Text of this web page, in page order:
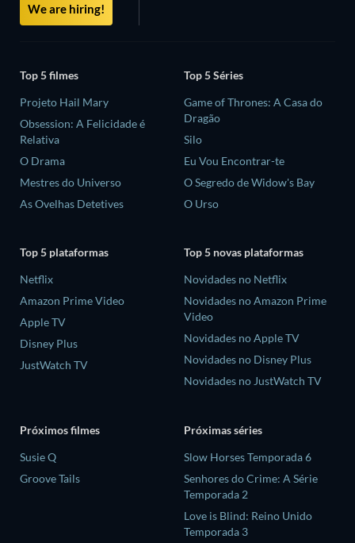
We are hiring!
Top 5 filmes
Projeto Hail Mary
Obsession: A Felicidade é
Relativa
O Drama
Mestres do Universo
As Ovelhas Detetives
Top 5 Séries
Game of Thrones: A Casa do
Dragão
Silo
Eu Vou Encontrar-te
O Segredo de Widow's Bay
O Urso
Top 5 plataformas
Netflix
Amazon Prime Video
Apple TV
Disney Plus
JustWatch TV
Top 5 novas plataformas
Novidades no Netflix
Novidades no Amazon Prime
Video
Novidades no Apple TV
Novidades no Disney Plus
Novidades no JustWatch TV
Próximos filmes
Susie Q
Groove Tails
Próximas séries
Slow Horses Temporada 6
Senhores do Crime: A Série
Temporada 2
Love is Blind: Reino Unido
Temporada 3